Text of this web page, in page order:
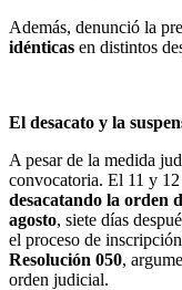
Además, denunció la
idénticas en distintos
El desacato y la
A pesar de la medida
convocatoria. El 11 y
desacatando la orden
agosto, siete días
el proceso de
Resolución 050,
orden judicial.